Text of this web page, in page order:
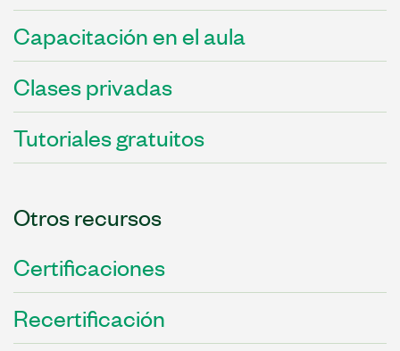
Capacitación en el aula
Clases privadas
Tutoriales gratuitos
Otros recursos
Certificaciones
Recertificación